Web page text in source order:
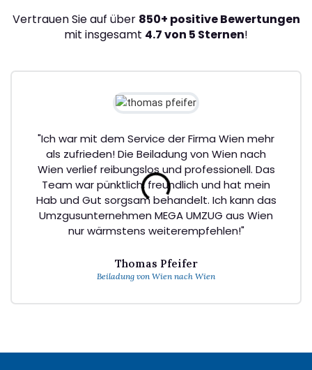
Vertrauen Sie auf über 850+ positive Bewertungen
mit insgesamt 4.7 von 5 Sternen!
"Ich war mit dem Service der Firma Wien mehr
als zufrieden! Die Beiladung von Wien nach
Wien verlief reibungslos und professionell. Das
Team war pünktlich, freundlich und hat mein
Hab und Gut sorgsam behandelt. Ich kann das
Umzgusunternehmen MEGA UMZUG aus Wien
nur wärmstens weiterempfehlen!"
Thomas Pfeifer
Beiladung von Wien nach Wien